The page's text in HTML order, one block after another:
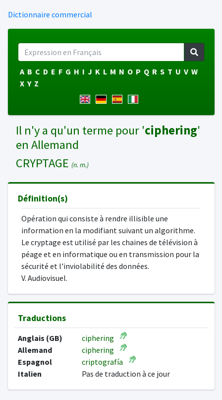
Dictionnaire commercial
A B C D E F G H I J K L M N O P Q R S T U V W
X Y Z
Il n'y a qu'un terme pour 'ciphering'
en Allemand
CRYPTAGE (n. m.)
Définition(s)
Opération qui consiste à rendre illisible une
information en la modifiant suivant un algorithme.
Le cryptage est utilisé par les chaines de télévision à
péage et en informatique ou en transmission pour la
sécurité et l'inviolabilité des données.
V. Audiovisuel.
Traductions
Anglais (GB)
ciphering
Allemand
ciphering
Espagnol
criptografía
Italien
Pas de traduction à ce jour